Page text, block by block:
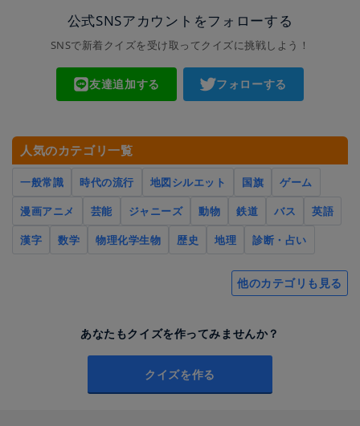
公式SNSアカウントをフォローする
SNSで新着クイズを受け取ってクイズに挑戦しよう！
友達追加する フォローする
人気のカテゴリ一覧
一般常識 時代の流行 地図シルエット 国旗
ゲーム
漫画アニメ
芸能 ジャニーズ 動物 鉄道 バス
英語
漢字
数学 物理化学生物 歴史 地理 診断・占い
他のカテゴリも見る
あなたもクイズを作ってみませんか？
クイズを作る